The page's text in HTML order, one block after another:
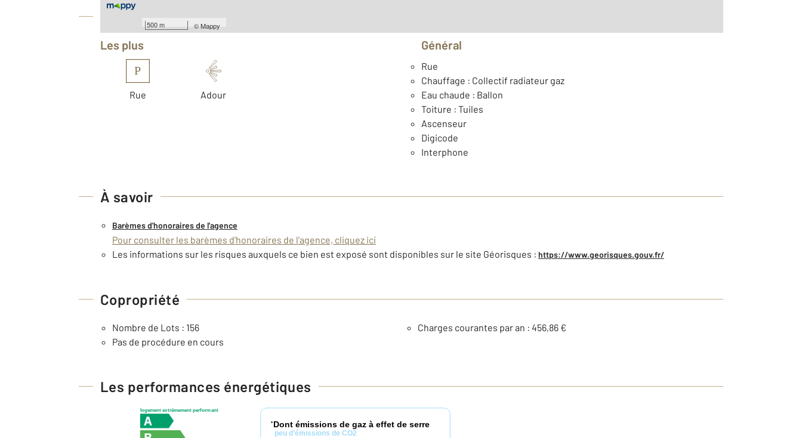
500 m ©Mappy
Les plus
P
Rue Adour
Général
Rue
Chauffage : Collectif radiateur gaz
Eau chaude : Ballon
Toiture : Tuiles
Ascenseur
Digicode
Interphone
À savoir
Barèmes d'honoraires de l'agence
Pour consulter les barèmes d'honoraires de l'agence, cliquez ici
Les informations sur les risques auxquels ce bien est exposé sont disponibles sur le site Géorisques : https://www.georisques.gouv.fr/
Copropriété
Nombre de Lots : 156
Charges courantes par an : 456,86 €
Pas de procédure en cours
Les performances énergétiques
logement extrêmement performant
* Dont émissions de gaz à effet de serre
peu d'émissions de CO2